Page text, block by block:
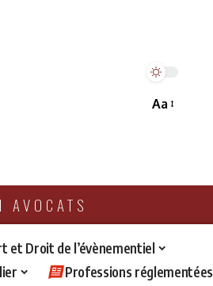
Aa
et Droit de l’évènementiel
Professions réglementées